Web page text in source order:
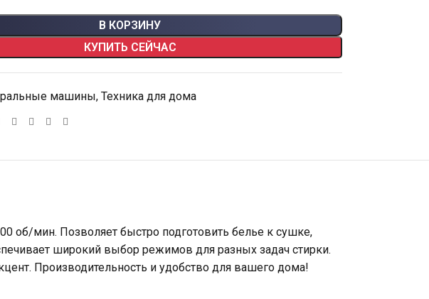
В КОРЗИНУ
КУПИТЬ СЕЙЧАС
машины, Техника для дома
об/мин. Позволяет быстро подготовить белье к сушке,
широкий выбор режимов для разных задач стирки.
Производительность и удобство для вашего дома!